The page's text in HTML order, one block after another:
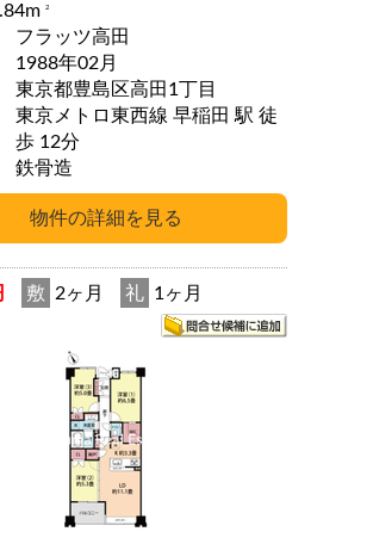
2
フラッツ高田
1988年02月
東京都豊島区高田1丁目
東京メトロ東西線 早稲田 駅 徒
歩 12分
鉄骨造
敷 2ヶ月 礼 1ヶ月